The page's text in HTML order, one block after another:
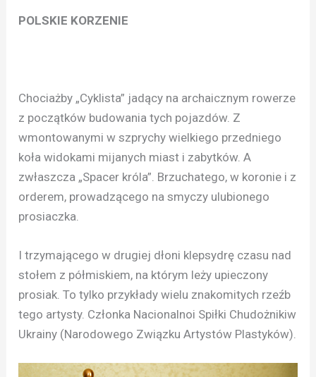
POLSKIE KORZENIE
Chociażby „Cyklista” jadący na archaicznym rowerze
z początków budowania tych pojazdów. Z
wmontowanymi w szprychy wielkiego przedniego
koła widokami mijanych miast i zabytków. A
zwłaszcza „Spacer króla”. Brzuchatego, w koronie i z
orderem, prowadzącego na smyczy ulubionego
prosiaczka.
I trzymającego w drugiej dłoni klepsydrę czasu nad
stołem z półmiskiem, na którym leży upieczony
prosiak. To tylko przykłady wielu znakomitych rzeźb
tego artysty. Członka Nacionalnoi Spiłki Chudożnikiw
Ukrainy (Narodowego Związku Artystów Plastyków).